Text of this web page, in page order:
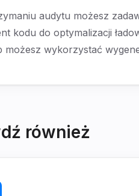
audytu możesz
kodu do optymalizacji
możesz wykorzystać
również